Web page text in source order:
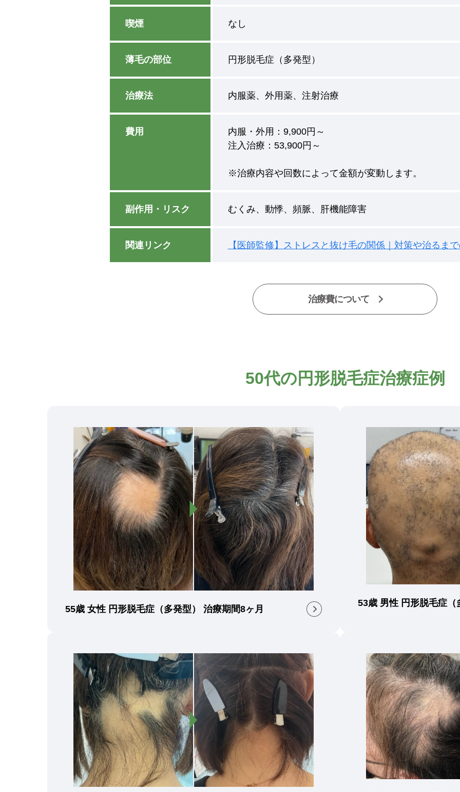
喫煙 なし
薄毛の部位 円形脱毛症（多発型）
治療法 内服薬、外用薬、注射治療
費用
内服・外用：9,900円～
注入治療：53,900円～
※治療内容や回数によって金額が変動します。
副作用・リスク むくみ、動悸、頻脈、肝機能障害
関連リンク 【医師監修】ストレスと抜け毛の関係｜対策や治るま
治療費について
50代の円形脱毛症治療症例
55歳 女性 円形脱毛症（多発型） 治療期間8ヶ月
53歳 男性 円形脱毛症